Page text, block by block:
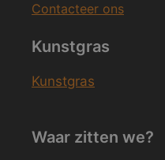
Contacteer ons
Kunstgras
Kunstgras
Waar zitten we?